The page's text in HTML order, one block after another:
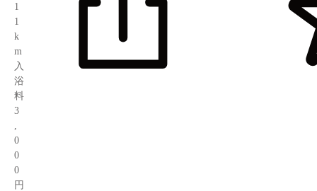
1
1
k
m
入
浴
料
3
0
0
0
円